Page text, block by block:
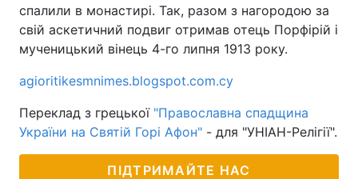
спалили в монастирі. Так, разом з нагородою за
свій аскетичний подвиг отримав отець Порфірій і
мученицький вінець 4-го липня 1913 року.
agioritikesmnimes.blogspot.com.cy
Переклад з грецької "Православна спадщина
України на Святій Горі Афон" - для "УНІАН-Релігії".
ПІДТРИМАЙТЕ НАС